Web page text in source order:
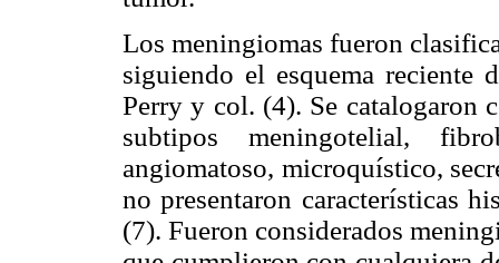
Los meningiomas fueron
siguiendo el esquema reciente
Perry y col. (4). Se catalogaron
subtipos meningotelial,
angiomatoso, microquístico,
no presentaron características
(7). Fueron considerados